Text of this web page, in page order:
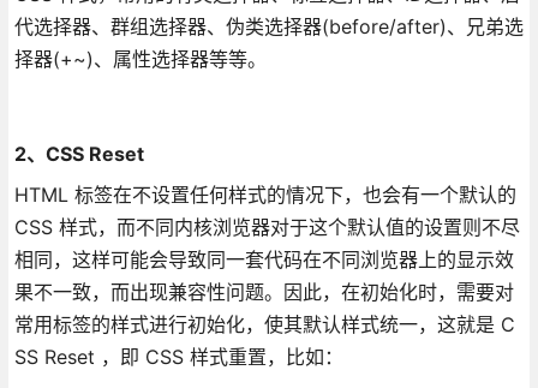
代选择器、群组选择器、伪类选择器(before/after)、兄弟选
择器(+~)、属性选择器等等。
2、CSS Reset
HTML 标签在不设置任何样式的情况下，也会有一个默认的
CSS 样式，而不同内核浏览器对于这个默认值的设置则不尽
相同，这样可能会导致同一套代码在不同浏览器上的显示效
果不一致，而出现兼容性问题。因此，在初始化时，需要对
常用标签的样式进行初始化，使其默认样式统一，这就是 C
SS Reset ，即 CSS 样式重置，比如：